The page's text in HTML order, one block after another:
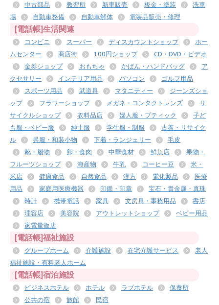
中古部品
教習所 新車販売 板金・塗装
洗車
場
自動車整備 自動車解体 電装品販売・修理
[電話帳]生活関連
コンビニ スーパー ディスカウントショップ
ホー
ムセンター
商店街 100円ショップ
CD・DVD・ビデオ
金券ショップ
おもちゃ かばん・ハンドバッグ
ア
クセサリー
インテリア用品 パソコン
ゴルフ用品
スポーツ用品
武道具 マタニティー
ジーンズショ
ップ
フラワーショップ メガネ・コンタクトレンズ
リ
サイクルショップ
衣料品店 婦人服・ブティック
子ど
も服・ベビー服
紳士服 学生服・制服
古着・リサイク
ル
呉服・和装小物 下着・ランジェリー
毛皮
靴・履物
卵・食肉 中華食材 鮮魚店
果物・
フルーツショップ
海産物 牛乳 コーヒー豆
米・
米店
健康食品 自然食品 漢方 電化製品
医療
用品
家庭用医療機器 印鑑・印章
宝石・貴金属・真珠
時計
携帯電話 家具 文房具・事務用品
書店
理容店
美容院 アウトレットショップ
ベビー用品
家電量販店
[電話帳]福祉施設
グループホーム 介護施設 在宅介護サービス
老人
福祉施設・有料老人ホーム
[電話帳]宿泊施設
ビジネスホテル ホテル ラブホテル
保養所
公共の宿
旅館 民宿